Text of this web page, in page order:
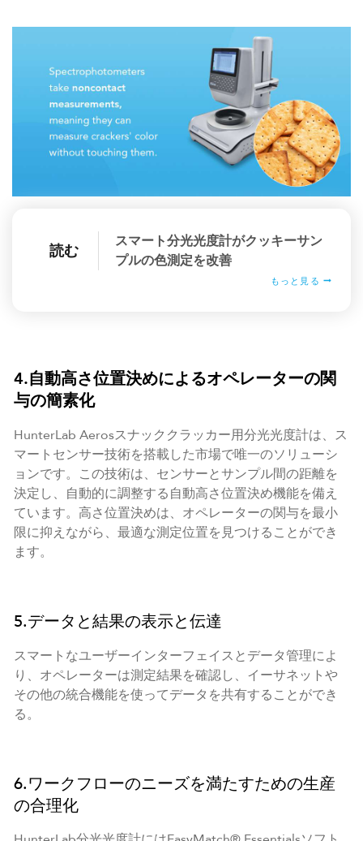
読む
スマート分光光度計がクッキーサン
プルの色測定を改善
もっと見る
4.自動高さ位置決めによるオペレーターの関
与の簡素化
HunterLab Aerosスナッククラッカー用分光光度計は、ス
マートセンサー技術を搭載した市場で唯一のソリューシ
ョンです。この技術は、センサーとサンプル間の距離を
決定し、自動的に調整する自動高さ位置決め機能を備え
ています。高さ位置決めは、オペレーターの関与を最小
限に抑えながら、最適な測定位置を見つけることができ
ます。
5.データと結果の表示と伝達
スマートなユーザーインターフェイスとデータ管理によ
り、オペレーターは測定結果を確認し、イーサネットや
その他の統合機能を使ってデータを共有することができ
る。
6.ワークフローのニーズを満たすための生産
の合理化